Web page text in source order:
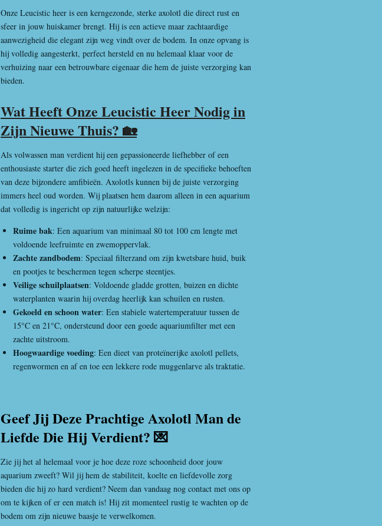
Onze Leucistic heer is een kerngezonde, sterke axolotl die direct rust en
sfeer in jouw huiskamer brengt. Hij is een actieve maar zachtaardige
aanwezigheid die elegant zijn weg vindt over de bodem. In onze opvang is
hij volledig aangesterkt, perfect hersteld en nu helemaal klaar voor de
verhuizing naar een betrouwbare eigenaar die hem de juiste verzorging kan
bieden.
Wat Heeft Onze Leucistic Heer Nodig in
Zijn Nieuwe Thuis? 🏡
Als volwassen man verdient hij een gepassioneerde liefhebber of een
enthousiaste starter die zich goed heeft ingelezen in de specifieke behoeften
van deze bijzondere amfibieën. Axolotls kunnen bij de juiste verzorging
immers heel oud worden. Wij plaatsen hem daarom alleen in een aquarium
dat volledig is ingericht op zijn natuurlijke welzijn:
Ruime bak: Een aquarium van minimaal 80 tot 100 cm lengte met
voldoende leefruimte en zwemoppervlak.
Zachte zandbodem: Speciaal filterzand om zijn kwetsbare huid, buik
en pootjes te beschermen tegen scherpe steentjes.
Veilige schuilplaatsen: Voldoende gladde grotten, buizen en dichte
waterplanten waarin hij overdag heerlijk kan schuilen en rusten.
Gekoeld en schoon water: Een stabiele watertemperatuur tussen de
15°C en 21°C, ondersteund door een goede aquariumfilter met een
zachte uitstroom.
Hoogwaardige voeding: Een dieet van proteïnerijke axolotl pellets,
regenwormen en af en toe een lekkere rode muggenlarve als traktatie.
Geef Jij Deze Prachtige Axolotl Man de
Liefde Die Hij Verdient? 💌
Zie jij het al helemaal voor je hoe deze roze schoonheid door jouw
aquarium zweeft? Wil jij hem de stabiliteit, koelte en liefdevolle zorg
bieden die hij zo hard verdient? Neem dan vandaag nog contact met ons op
om te kijken of er een match is! Hij zit momenteel rustig te wachten op de
bodem om zijn nieuwe baasje te verwelkomen.